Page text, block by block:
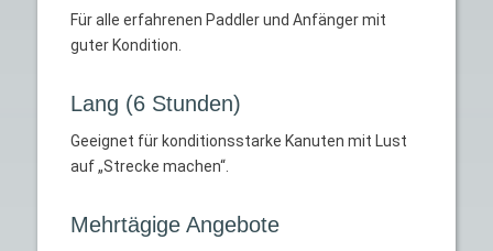
Für alle erfahrenen Paddler und Anfänger mit
guter Kondition.
Lang (6 Stunden)
Geeignet für konditionsstarke Kanuten mit Lust
auf „Strecke machen“.
Mehrtägige Angebote